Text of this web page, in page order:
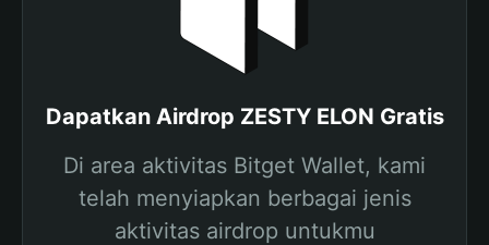
Dapatkan Airdrop ZESTY ELON Gratis
Di area aktivitas Bitget Wallet, kami
telah menyiapkan berbagai jenis
aktivitas airdrop untukmu